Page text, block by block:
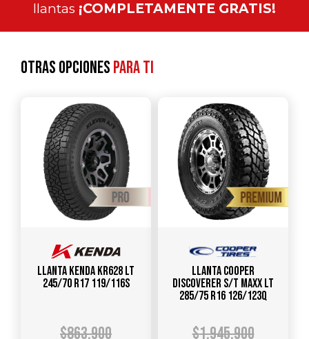
llantas ¡COMPLETAMENTE GRATIS!
Otras opcionespara ti
Llanta KENDA KR628 LT
245/70 R17 119/116S
$863.900
Llanta COOPER
DISCOVERER S/T MAXX LT
285/75 R16 126/123Q
$1.945.900